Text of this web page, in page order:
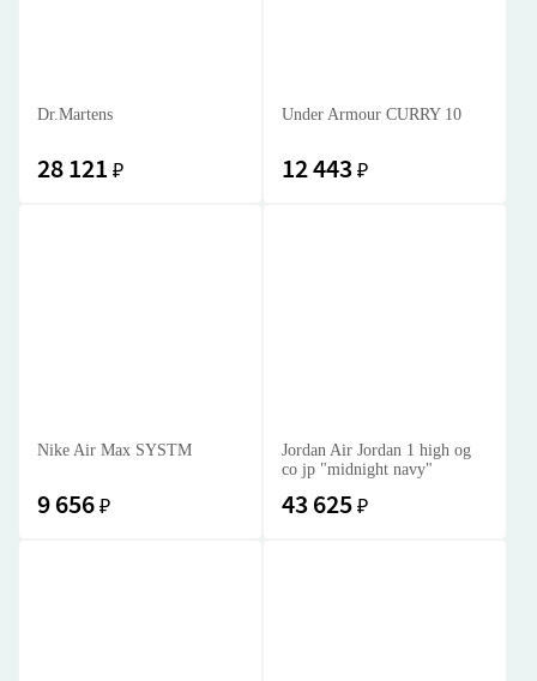
Dr.Martens
28 121 ₽
Under Armour CURRY 10
12 443 ₽
Nike Air Max SYSTM
9 656 ₽
Jordan Air Jordan 1 high og
co jp "midnight navy"
43 625 ₽